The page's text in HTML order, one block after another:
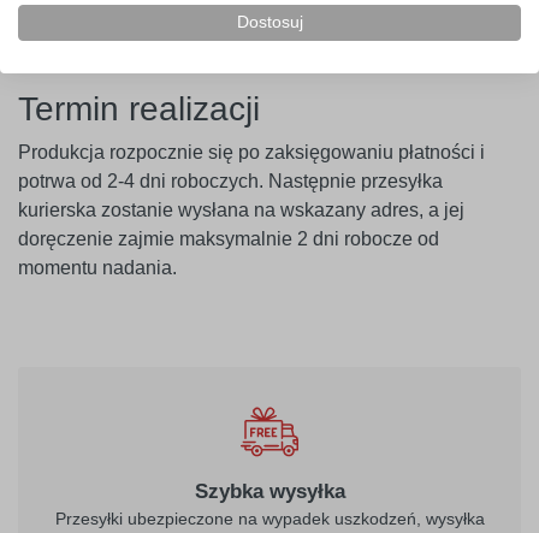
Termin realizacji
Produkcja rozpocznie się po zaksięgowaniu płatności i
potrwa od 2-4 dni roboczych. Następnie przesyłka
kurierska zostanie wysłana na wskazany adres, a jej
doręczenie zajmie maksymalnie 2 dni robocze od
momentu nadania.
Szybka wysyłka
Przesyłki ubezpieczone na wypadek uszkodzeń, wysyłka
Dostosuj